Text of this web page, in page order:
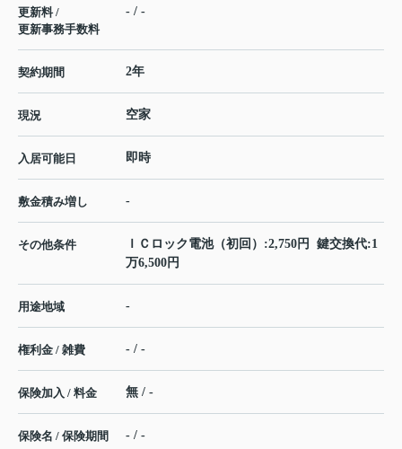
更新料 /
更新事務手数料
- / -
契約期間 2年
現況 空家
入居可能日 即時
敷金積み増し -
その他条件
ＩＣロック電池（初回）:2,750円 鍵交換代:1
万6,500円
用途地域 -
権利金 / 雑費 - / -
保険加入 / 料金 無 / -
保険名 / 保険期間 - / -